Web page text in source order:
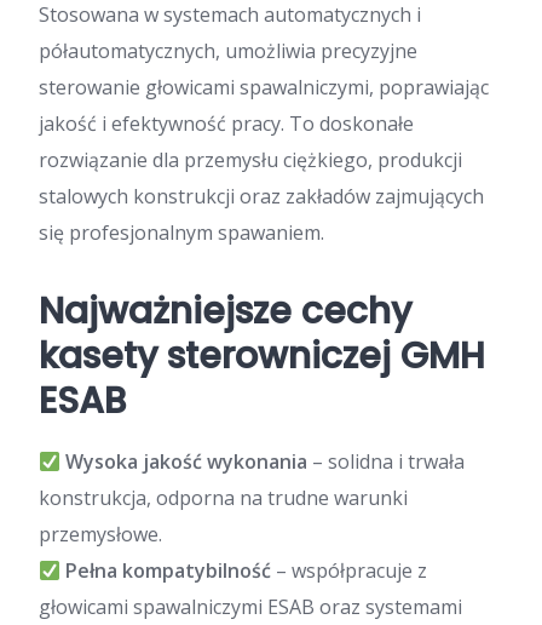
Stosowana w systemach automatycznych i
półautomatycznych, umożliwia precyzyjne
sterowanie głowicami spawalniczymi, poprawiając
jakość i efektywność pracy. To doskonałe
rozwiązanie dla przemysłu ciężkiego, produkcji
stalowych konstrukcji oraz zakładów zajmujących
się profesjonalnym spawaniem.
Najważniejsze cechy
kasety sterowniczej GMH
ESAB
Wysoka jakość wykonania – solidna i trwała
konstrukcja, odporna na trudne warunki
przemysłowe.
Pełna kompatybilność – współpracuje z
głowicami spawalniczymi ESAB oraz systemami